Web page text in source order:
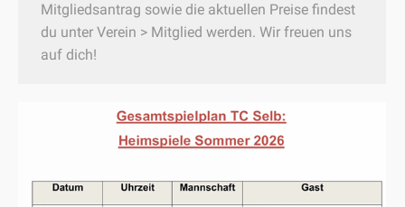
Mitgliedsantrag sowie die aktuellen Preise findest
du unter Verein > Mitglied werden. Wir freuen uns
auf dich!